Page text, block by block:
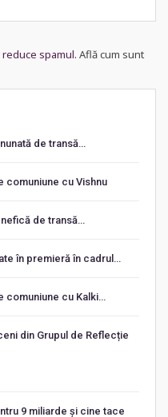
spamul. Află cum sunt
de transă…
comuniune cu Vishnu
de transă…
în premieră în cadrul…
comuniune cu Kalki…
din Grupul de Reflecție
9 miliarde și cine tace